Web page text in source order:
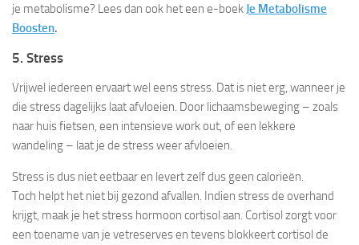
je metabolisme? Lees dan ook het een e-boek Je Metabolisme
Boosten.
5. Stress
Vrijwel iedereen ervaart wel eens stress. Dat is niet erg, wanneer je
die stress dagelijks laat afvloeien. Door lichaamsbeweging – zoals
naar huis fietsen, een intensieve work out, of een lekkere
wandeling – laat je de stress weer afvloeien.
Stress is dus niet eetbaar en levert zelf dus geen calorieën.
Toch helpt het niet bij gezond afvallen. Indien stress de overhand
krijgt, maak je het stress hormoon cortisol aan. Cortisol zorgt voor
een toename van je vetreserves en tevens blokkeert cortisol de